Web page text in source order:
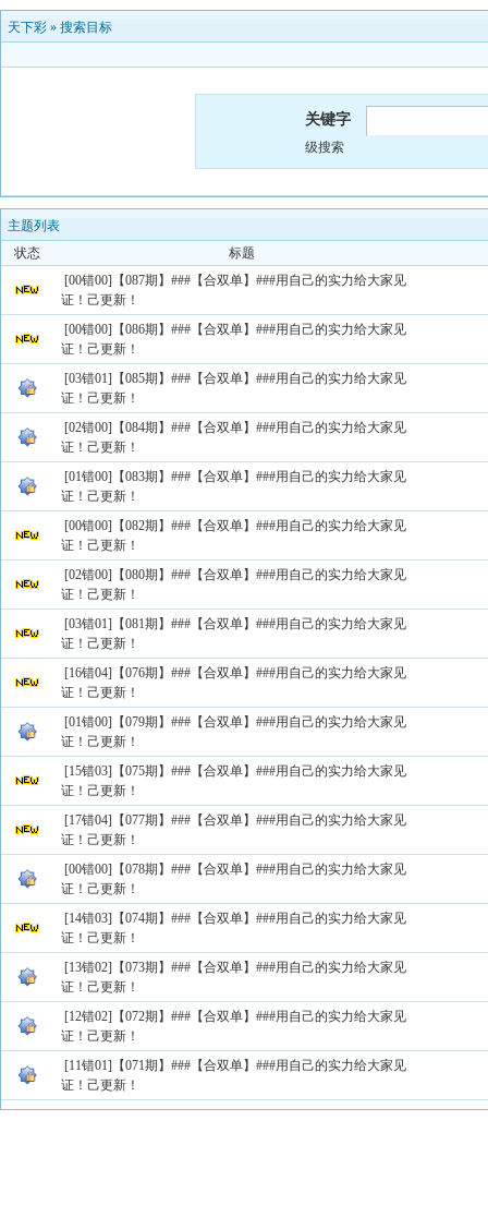
天下彩 » 搜索目标
关键字
级搜索
主题列表
状态
标题
[00错00]【087期】###【合双单】###用自己的实力给大家见
证！己更新！
[00错00]【086期】###【合双单】###用自己的实力给大家见
证！己更新！
[03错01]【085期】###【合双单】###用自己的实力给大家见
证！己更新！
[02错00]【084期】###【合双单】###用自己的实力给大家见
证！己更新！
[01错00]【083期】###【合双单】###用自己的实力给大家见
证！己更新！
[00错00]【082期】###【合双单】###用自己的实力给大家见
证！己更新！
[02错00]【080期】###【合双单】###用自己的实力给大家见
证！己更新！
[03错01]【081期】###【合双单】###用自己的实力给大家见
证！己更新！
[16错04]【076期】###【合双单】###用自己的实力给大家见
证！己更新！
[01错00]【079期】###【合双单】###用自己的实力给大家见
证！己更新！
[15错03]【075期】###【合双单】###用自己的实力给大家见
证！己更新！
[17错04]【077期】###【合双单】###用自己的实力给大家见
证！己更新！
[00错00]【078期】###【合双单】###用自己的实力给大家见
证！己更新！
[14错03]【074期】###【合双单】###用自己的实力给大家见
证！己更新！
[13错02]【073期】###【合双单】###用自己的实力给大家见
证！己更新！
[12错02]【072期】###【合双单】###用自己的实力给大家见
证！己更新！
[11错01]【071期】###【合双单】###用自己的实力给大家见
证！己更新！